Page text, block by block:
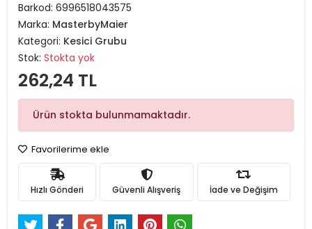
Barkod: 6996518043575
Marka: MasterbyMaier
Kategori: Kesici Grubu
Stok: Stokta yok
262,24 TL
Ürün stokta bulunmamaktadır.
Favorilerime ekle
Hızlı Gönderi Güvenli Alışveriş İade ve Değişim